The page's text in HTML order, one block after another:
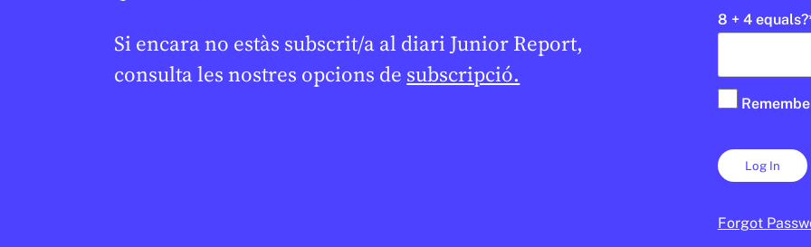
Si encara no estàs subscrit/a al diari Junior Report,
consulta les nostres opcions de subscripció.
8 + 4 equals?
Forgot